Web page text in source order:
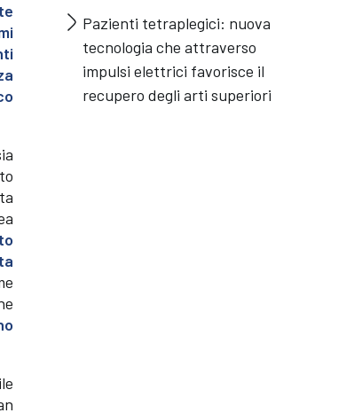
Pazienti tetraplegici: nuova
tecnologia che attraverso
impulsi elettrici favorisce il
recupero degli arti superiori